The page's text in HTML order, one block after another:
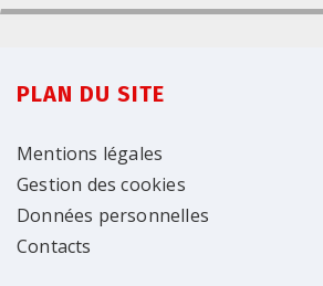
PLAN DU SITE
Mentions légales
Gestion des cookies
Données personnelles
Contacts